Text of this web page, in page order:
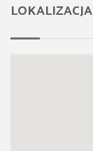
LOKALIZACJA